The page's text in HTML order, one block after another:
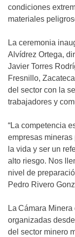
condiciones
materiales
La ceremonia
Alvídrez Ortega,
Javier Torres
Fresnillo,
del sector con la
trabajadores y
“La competencia
empresas
la vida y ser un
alto riesgo. Nos
nivel de
Pedro Rivero
La Cámara
organizadas
del sector minero